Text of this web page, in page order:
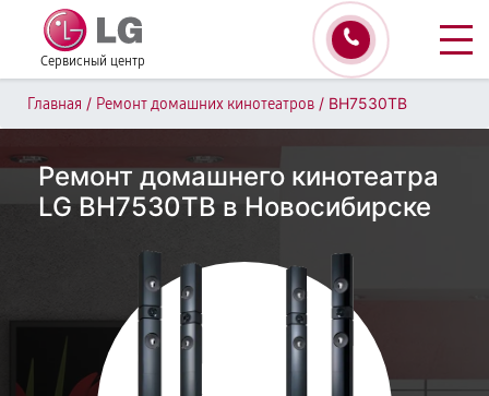
Сервисный центр
Главная / Ремонт домашних кинотеатров / BH7530TB
Ремонт домашнего кинотеатра
LG BH7530TB в Новосибирске